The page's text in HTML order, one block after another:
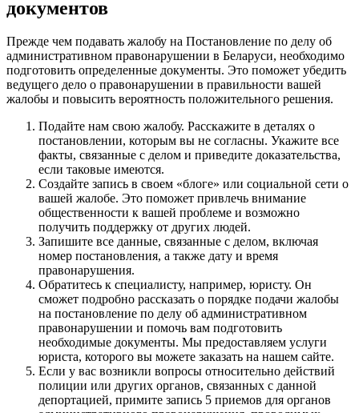
документов
Прежде чем подавать жалобу на Постановление по делу об
административном правонарушении в Беларуси, необходимо
подготовить определенные документы. Это поможет убедить
ведущего дело о правонарушении в правильности вашей
жалобы и повысить вероятность положительного решения.
Подайте нам свою жалобу. Расскажите в деталях о
постановлении, которым вы не согласны. Укажите все
факты, связанные с делом и приведите доказательства,
если таковые имеются.
Создайте запись в своем «блоге» или социальной сети о
вашей жалобе. Это поможет привлечь внимание
общественности к вашей проблеме и возможно
получить поддержку от других людей.
Запишите все данные, связанные с делом, включая
номер постановления, а также дату и время
правонарушения.
Обратитесь к специалисту, например, юристу. Он
сможет подробно рассказать о порядке подачи жалобы
на постановление по делу об административном
правонарушении и помочь вам подготовить
необходимые документы. Мы предоставляем услуги
юриста, которого вы можете заказать на нашем сайте.
Если у вас возникли вопросы относительно действий
полиции или других органов, связанных с данной
депортацией, примите запись 5 приемов для органов